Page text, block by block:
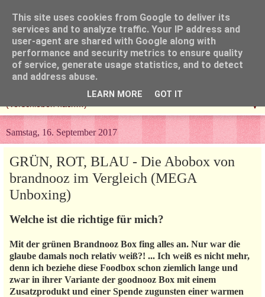
▼
Samstag, 16. September 2017
GRÜN, ROT, BLAU - Die Abobox von
brandnooz im Vergleich (MEGA
Unboxing)
Welche ist die richtige für mich?
Mit der grünen Brandnooz Box fing alles an. Nur war die
glaube damals noch relativ weiß?! ... Ich weiß es nicht mehr,
denn ich beziehe diese Foodbox schon ziemlich lange und
zwar in ihrer Variante der goodnooz Box mit einem
Zusatzprodukt und einer Spende zugunsten einer warmen
This site uses cookies from Google to deliver its
services and to analyze traffic. Your IP address and
user-agent are shared with Google along with
performance and security metrics to ensure quality
of service, generate usage statistics, and to detect
and address abuse.
LEARN MORE GOT IT